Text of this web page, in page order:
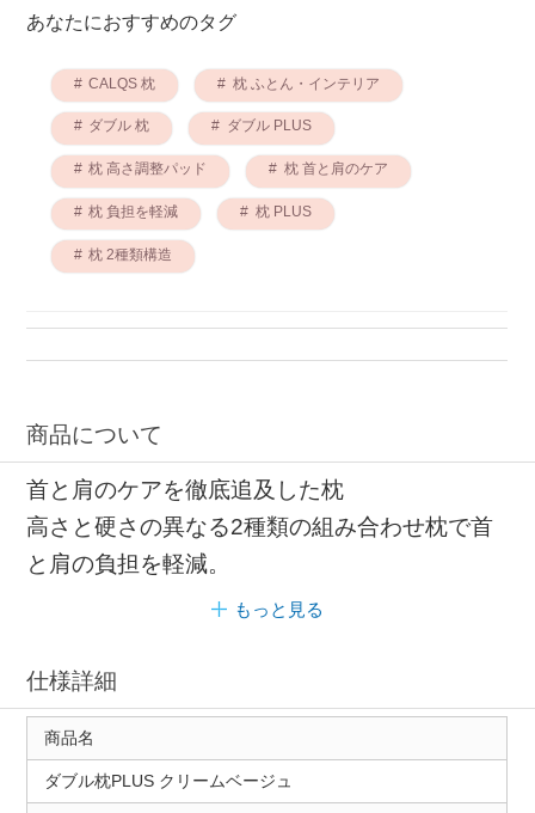
あなたにおすすめのタグ
CALQS 枕 枕 ふとん・インテリア
ダブル 枕 ダブル PLUS
枕 高さ調整パッド 枕 首と肩のケア
枕 負担を軽減 枕 PLUS
枕 2種類構造
商品について
首と肩のケアを徹底追及した枕
高さと硬さの異なる2種類の組み合わせ枕で首
と肩の負担を軽減。
もっと見る
仕様詳細
商品名
ダブル枕PLUS クリームベージュ